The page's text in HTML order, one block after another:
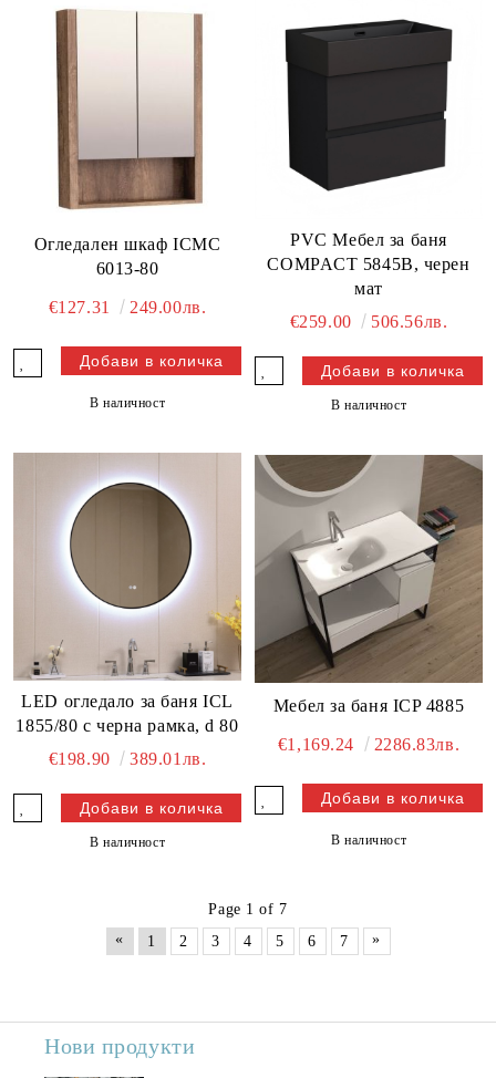
Огледален шкаф ICMC
6013-80
€127.31 249.00лв.
В наличност
PVC Мебел за баня
COMPACT 5845B, черен
мат
€259.00
506.56лв.
В наличност
LED огледало за баня ICL
1855/80 с черна рамка, d 80
€198.90
389.01лв.
В наличност
Мебел за баня ICP 4885
€1,169.24 2286.83лв.
В наличност
Page 1 of 7
«
1 2 3 4 5 6 7 »
Нови продукти